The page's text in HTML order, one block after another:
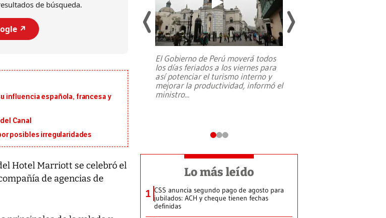
de búsqueda.
↗️
influencia española, francesa y
Canal
posibles irregularidades
Hotel Marriott se celebró el
de agencias de
recuerdos y escuetas
Silva, oficializó este domingo su
El Gobierno de Perú moverá todos
los días feriados a los viernes para
así potenciar el turismo interno y
mejorar la productividad, informó el
ministro...
Lo más leído
1 CSS anuncia segundo pago de agosto para
jubilados: ACH y cheque tienen fechas
definidas